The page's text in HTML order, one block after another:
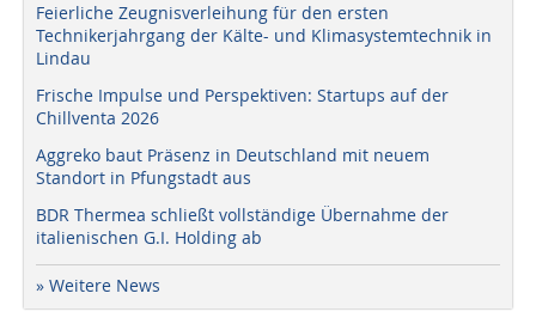
Feierliche Zeugnisverleihung für den ersten
Technikerjahrgang der Kälte- und Klimasystemtechnik in
Lindau
Frische Impulse und Perspektiven: Startups auf der
Chillventa 2026
Aggreko baut Präsenz in Deutschland mit neuem
Standort in Pfungstadt aus
BDR Thermea schließt vollständige Übernahme der
italienischen G.I. Holding ab
» Weitere News